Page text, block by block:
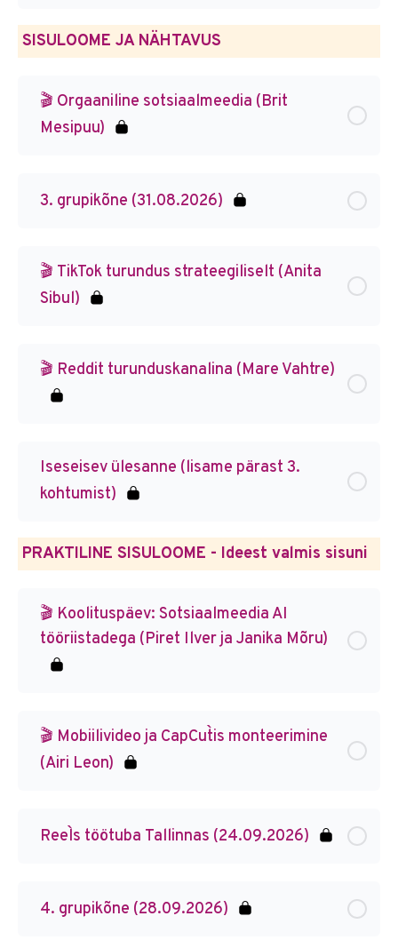
SISULOOME JA NÄHTAVUS
🎬 Orgaaniline sotsiaalmeedia (Brit
Mesipuu)
3. grupikõne (31.08.2026)
🎬 TikTok turundus strateegiliselt (Anita
Sibul)
🎬 Reddit turunduskanalina (Mare Vahtre)
Iseseisev ülesanne (lisame pärast 3.
kohtumist)
PRAKTILINE SISULOOME - Ideest valmis sisuni
🎬 Koolituspäev: Sotsiaalmeedia AI
tööriistadega (Piret Ilver ja Janika Mõru)
🎬 Mobiilivideo ja CapCut`is monteerimine
(Airi Leon)
Reel`s töötuba Tallinnas (24.09.2026)
4. grupikõne (28.09.2026)